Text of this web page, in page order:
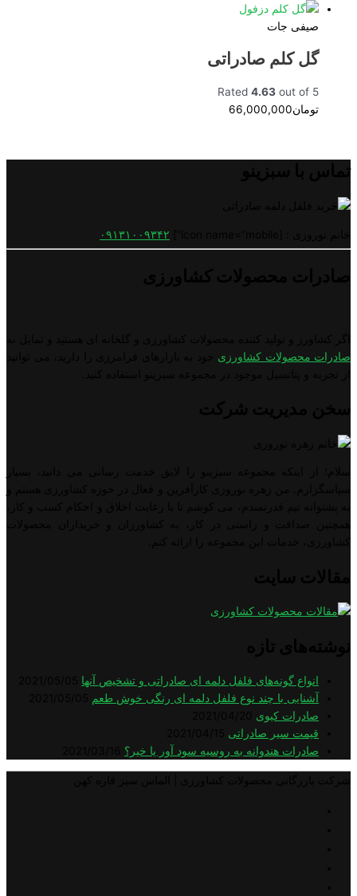
صیفی جات
گل کلم صادراتی
Rated 4.63 out of 5
تومان66,000,000
۰۹۱۳۱۰۰۹۳۴۲
صادرات محصولات کشاورزی
انواع گونه‌های فلفل دلمه ای صادراتی و تشخیص آنها
آشنایی با چند نوع فلفل دلمه ای رنگی خوش طعم
صادرات کیوی
قیمت سیر صادراتی
صادرات هندوانه به روسیه سود آور یا خیر؟